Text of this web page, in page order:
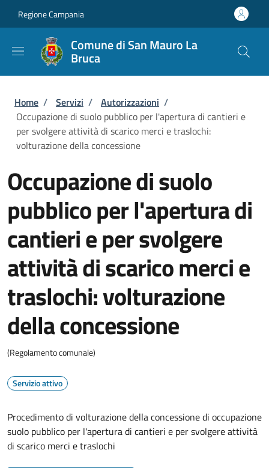
Regione Campania
Comune di San Mauro La
Bruca
Briciole di pane
Home / Servizi / Autorizzazioni /
Occupazione di suolo pubblico per l'apertura di cantieri e
per svolgere attività di scarico merci e traslochi:
volturazione della concessione
Occupazione di suolo
pubblico per l'apertura di
cantieri e per svolgere
attività di scarico merci e
traslochi: volturazione
della concessione
(Regolamento comunale)
Servizio attivo
Procedimento di volturazione della concessione di occupazione
suolo pubblico per l'apertura di cantieri e per svolgere attività
di scarico merci e traslochi